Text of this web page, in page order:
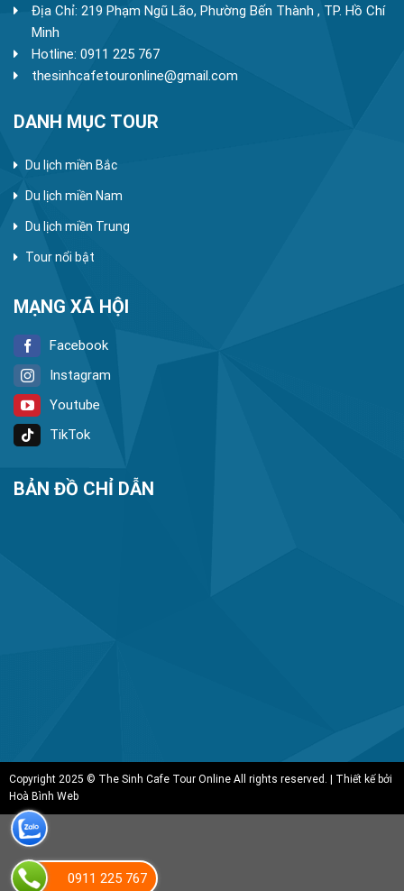
Địa Chỉ: 219 Phạm Ngũ Lão, Phường Bến Thành , TP. Hồ Chí
Minh
Hotline: 0911 225 767
thesinhcafetouronline@gmail.com
DANH MỤC TOUR
Du lịch miền Bắc
Du lịch miền Nam
Du lịch miền Trung
Tour nổi bật
MẠNG XÃ HỘI
Facebook
Instagram
Youtube
TikTok
BẢN ĐỒ CHỈ DẪN
0911 225 767
Copyright 2025 © The Sinh Cafe Tour Online All rights reserved. | Thiết kế bởi
Hoà Bình Web